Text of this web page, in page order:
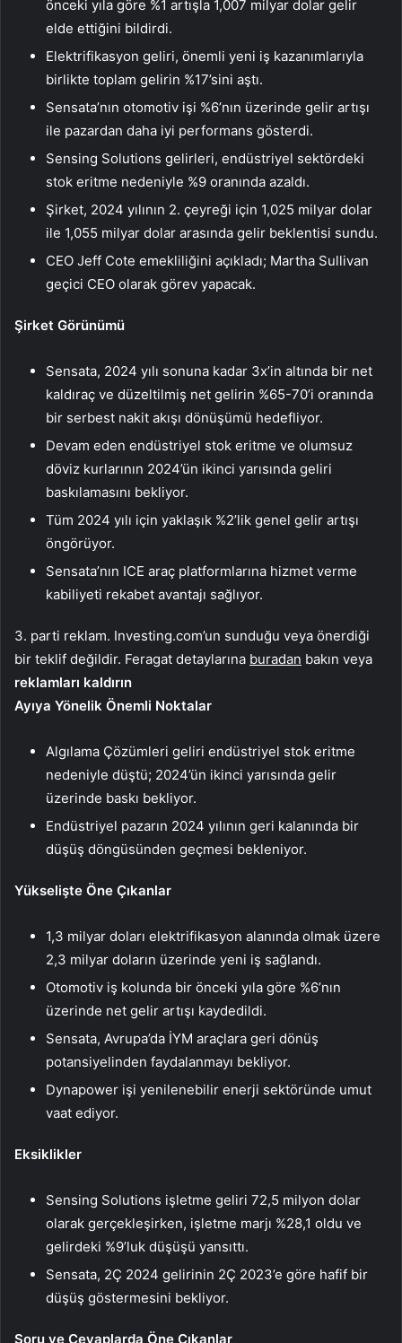
önceki yıla göre %1 artışla 1,007 milyar dolar gelir
elde ettiğini bildirdi.
Elektrifikasyon geliri, önemli yeni iş kazanımlarıyla
birlikte toplam gelirin %17’sini aştı.
Sensata’nın otomotiv işi %6’nın üzerinde gelir artışı
ile pazardan daha iyi performans gösterdi.
Sensing Solutions gelirleri, endüstriyel sektördeki
stok eritme nedeniyle %9 oranında azaldı.
Şirket, 2024 yılının 2. çeyreği için 1,025 milyar dolar
ile 1,055 milyar dolar arasında gelir beklentisi sundu.
CEO Jeff Cote emekliliğini açıkladı; Martha Sullivan
geçici CEO olarak görev yapacak.
Şirket Görünümü
Sensata, 2024 yılı sonuna kadar 3x’in altında bir net
kaldıraç ve düzeltilmiş net gelirin %65-70’i oranında
bir serbest nakit akışı dönüşümü hedefliyor.
Devam eden endüstriyel stok eritme ve olumsuz
döviz kurlarının 2024’ün ikinci yarısında geliri
baskılamasını bekliyor.
Tüm 2024 yılı için yaklaşık %2’lik genel gelir artışı
öngörüyor.
Sensata’nın ICE araç platformlarına hizmet verme
kabiliyeti rekabet avantajı sağlıyor.
3. parti reklam. Investing.com’un sunduğu veya önerdiği
bir teklif değildir. Feragat detaylarına buradan bakın veya
reklamları kaldırın
Ayıya Yönelik Önemli Noktalar
Algılama Çözümleri geliri endüstriyel stok eritme
nedeniyle düştü; 2024’ün ikinci yarısında gelir
üzerinde baskı bekliyor.
Endüstriyel pazarın 2024 yılının geri kalanında bir
düşüş döngüsünden geçmesi bekleniyor.
Yükselişte Öne Çıkanlar
1,3 milyar doları elektrifikasyon alanında olmak üzere
2,3 milyar doların üzerinde yeni iş sağlandı.
Otomotiv iş kolunda bir önceki yıla göre %6’nın
üzerinde net gelir artışı kaydedildi.
Sensata, Avrupa’da İYM araçlara geri dönüş
potansiyelinden faydalanmayı bekliyor.
Dynapower işi yenilenebilir enerji sektöründe umut
vaat ediyor.
Eksiklikler
Sensing Solutions işletme geliri 72,5 milyon dolar
olarak gerçekleşirken, işletme marjı %28,1 oldu ve
gelirdeki %9’luk düşüşü yansıttı.
Sensata, 2Ç 2024 gelirinin 2Ç 2023’e göre hafif bir
düşüş göstermesini bekliyor.
Soru ve Cevaplarda Öne Çıkanlar